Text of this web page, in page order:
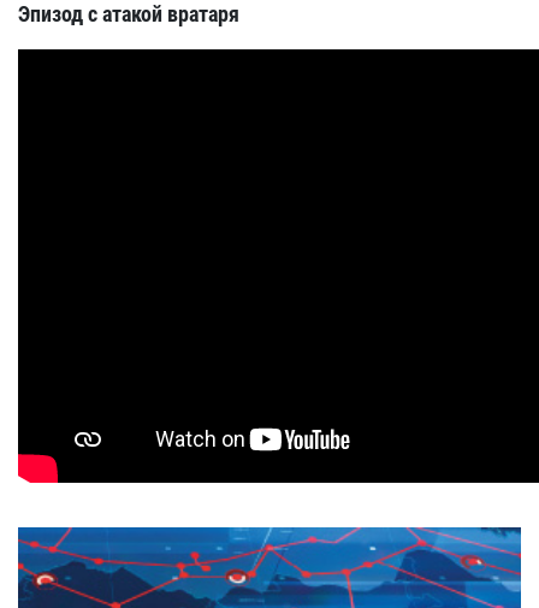
Эпизод с атакой вратаря